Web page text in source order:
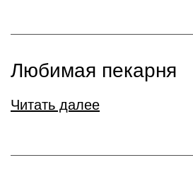
Любимая пекарня
Читать далее